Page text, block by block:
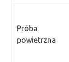
Próba
powietrzna